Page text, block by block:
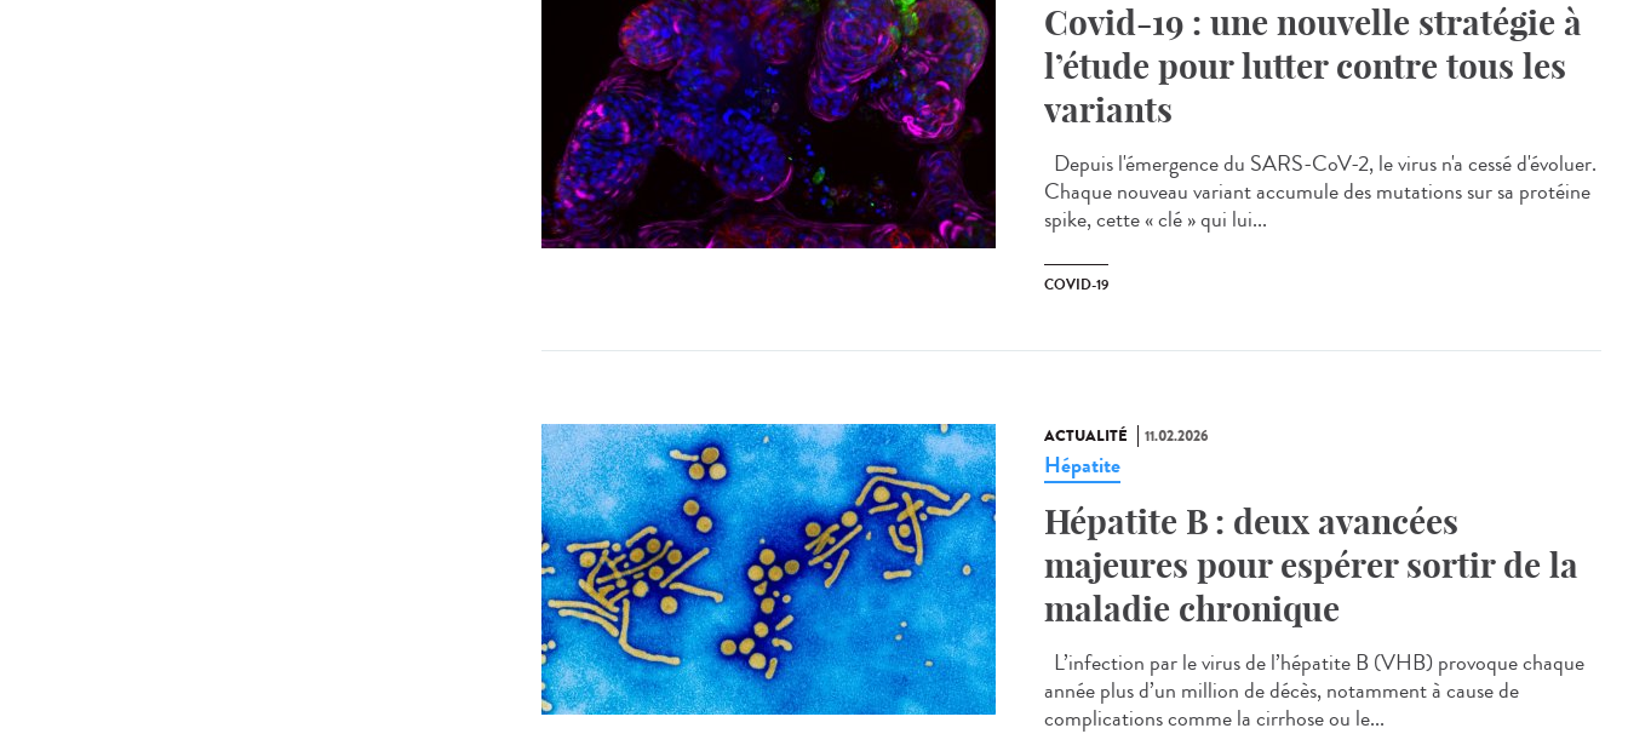
Covid-19 : une nouvelle stratégie à
l’étude pour lutter contre tous les
variants
Depuis l'émergence du SARS-CoV-2, le virus n'a cessé d'évoluer.
Chaque nouveau variant accumule des mutations sur sa protéine
spike, cette « clé » qui lui...
COVID-19
ACTUALITÉ 11.02.2026
Hépatite
Hépatite B : deux avancées
majeures pour espérer sortir de la
maladie chronique
L’infection par le virus de l’hépatite B (VHB) provoque chaque
année plus d’un million de décès, notamment à cause de
complications comme la cirrhose ou le...